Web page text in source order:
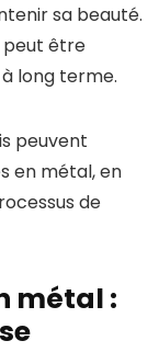
sa beauté.
peut être
long terme.
peuvent
en métal, en
de
métal :